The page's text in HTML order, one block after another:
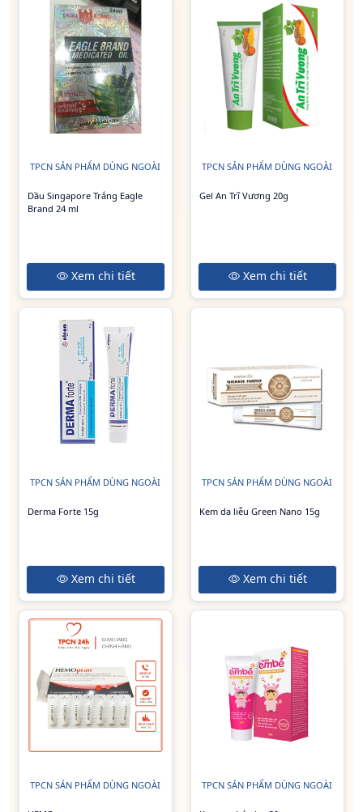
TPCN SẢN PHẨM DÙNG NGOÀI
Dầu Singapore Trắng Eagle
Brand 24 ml
Xem chi tiết
TPCN SẢN PHẨM DÙNG NGOÀI
Gel An Trĩ Vương 20g
Xem chi tiết
TPCN SẢN PHẨM DÙNG NGOÀI
Derma Forte 15g
Xem chi tiết
TPCN SẢN PHẨM DÙNG NGOÀI
Kem da liễu Green Nano 15g
Xem chi tiết
TPCN SẢN PHẨM DÙNG NGOÀI TPCN SẢN PHẨM DÙNG NGOÀI